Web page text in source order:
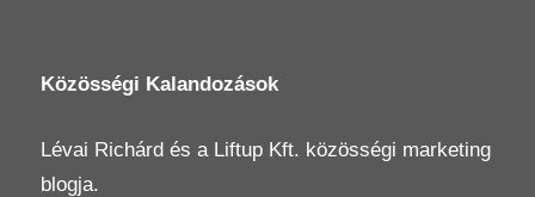
Közösségi Kalandozások
Lévai Richárd és a Liftup Kft. közösségi marketing
blogja.